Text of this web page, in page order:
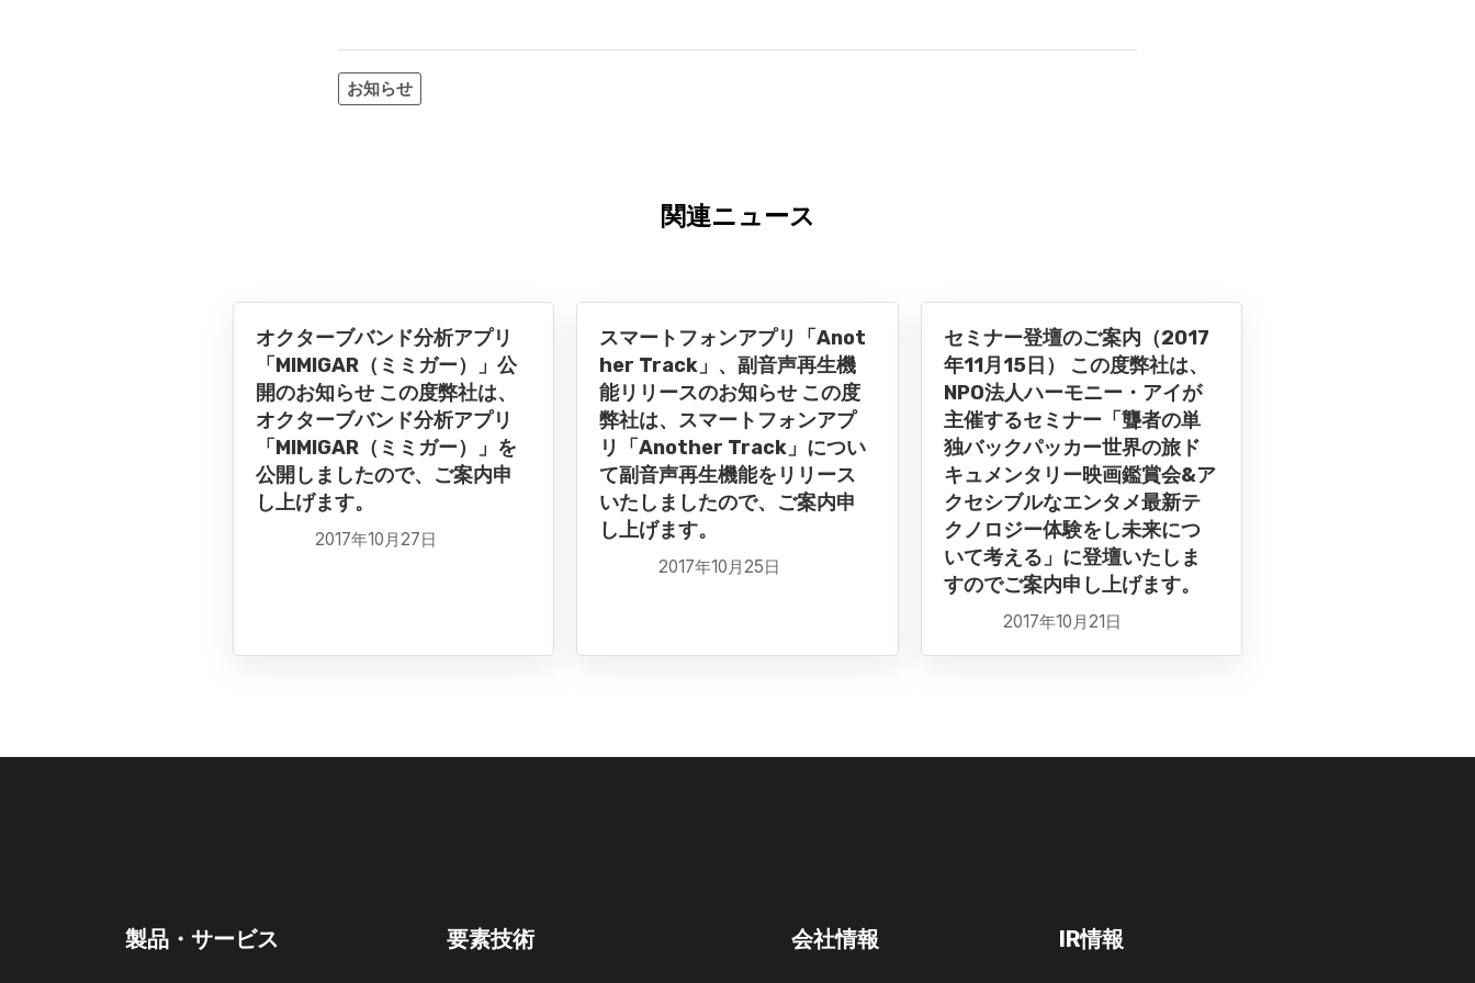
お知らせ
関連ニュース
オクターブバンド分析アプリ
「MIMIGAR（ミミガー）」公
開のお知らせ この度弊社は、
オクターブバンド分析アプリ
「MIMIGAR（ミミガー）」を
公開しましたので、ご案内申
し上げます。
2017年10月27日
スマートフォンアプリ「Anot
her Track」、副音声再生機
能リリースのお知らせ この度
弊社は、スマートフォンアプ
リ「Another Track」につい
て副音声再生機能をリリース
いたしましたので、ご案内申
し上げます。
2017年10月25日
セミナー登壇のご案内（2017
年11月15日） この度弊社は、
NPO法人ハーモニー・アイが
主催するセミナー「聾者の単
独バックパッカー世界の旅ド
キュメンタリー映画鑑賞会&ア
クセシブルなエンタメ最新テ
クノロジー体験をし未来につ
いて考える」に登壇いたしま
すのでご案内申し上げます。
2017年10月21日
製品・サービス 要素技術 会社情報 IR情報